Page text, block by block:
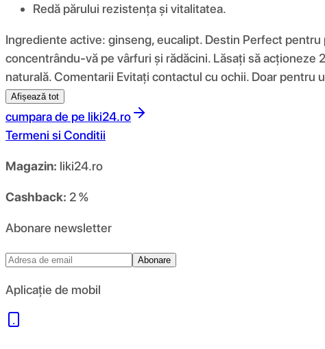
Redă părului rezistența și vitalitatea.
Ingrediente active: ginseng, eucalipt. Destin Perfect
concentrându-vă pe vârfuri și rădăcini. Lăsați să
naturală. Comentarii Evitați contactul cu ochii. Doar
Afișează tot
cumpara de pe liki24.ro
Termeni si Conditii
Magazin: liki24.ro
Cashback: 2 %
Abonare newsletter
Abonare
Aplicație de mobil